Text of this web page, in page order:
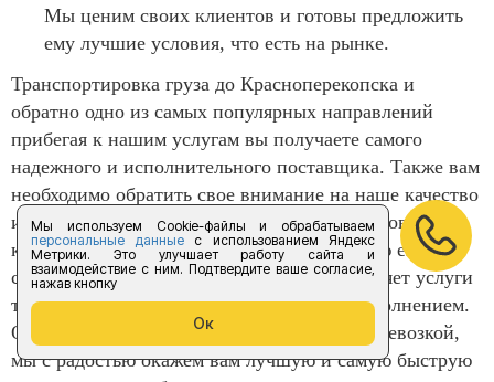
Мы используем Cookie-файлы и обрабатываем
персональные данныес использованием Яндекс
Метрики. Это улучшает работу сайта и
взаимодействие с ним. Подтвердите ваше согласие,
нажав кнопку
Ок
Мы ценим своих клиентов и готовы предложить
ему лучшие условия, что есть на рынке.
Транспортировка груза до Красноперекопска и
обратно одно из самых популярных направлений
прибегая к нашим услугам вы получаете самого
надежного и исполнительного поставщика. Также вам
необходимо обратить свое внимание на наше качество
и разнообразие машин для перевозки, страховку
которую мы предоставляем, а также полную его
сохранность. Компания «Форус предоставляет услуги
только в полном объеме и следит за их исполнением.
Обязательно обращайтесь к нам за грузоперевозкой,
мы с радостью окажем вам лучшую и самую быструю